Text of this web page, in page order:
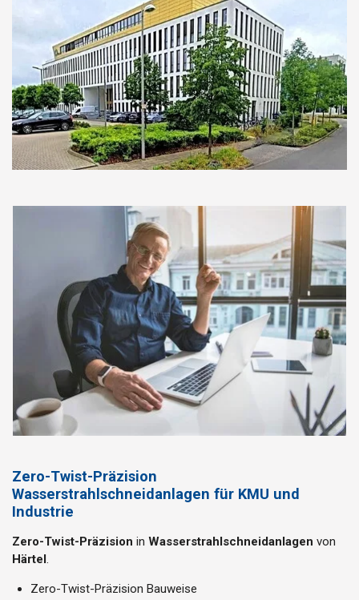
Zero-Twist-Präzision
Wasserstrahlschneidanlagen für KMU und
Industrie
Zero-Twist-Präzision in Wasserstrahlschneidanlagen von
Härtel.
Zero-Twist-Präzision Bauweise